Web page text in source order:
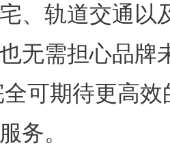
、轨道交通以
无需担心品牌
可期待更高
务。